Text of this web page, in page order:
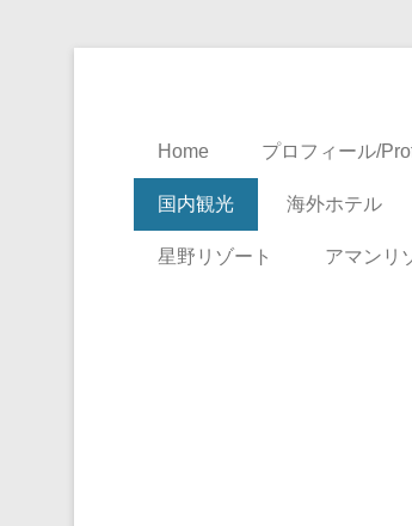
Home プロフィール/
国内観光 海外ホテル
星野リゾート アマンリ